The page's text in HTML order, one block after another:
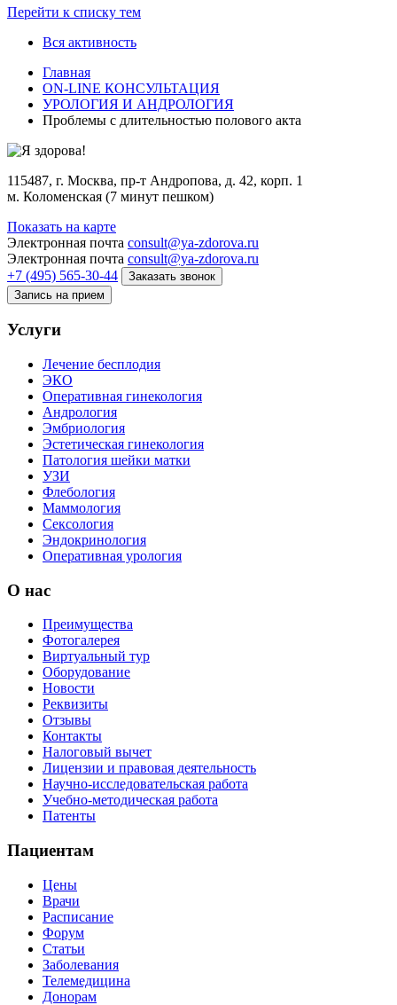
Перейти к списку тем
Вся активность
Главная
ON-LINE КОНСУЛЬТАЦИЯ
УРОЛОГИЯ И АНДРОЛОГИЯ
Проблемы с длительностью полового акта
115487, г. Москва, пр-т Андропова, д. 42, корп. 1
м. Коломенская (7 минут пешком)
Показать на карте
Электронная почта consult@ya-zdorova.ru
Электронная почта consult@ya-zdorova.ru
+7 (495) 565-30-44
Заказать звонок
Запись на прием
Услуги
Лечение бесплодия
ЭКО
Оперативная гинекология
Андрология
Эмбриология
Эстетическая гинекология
Патология шейки матки
УЗИ
Флебология
Маммология
Сексология
Эндокринология
Оперативная урология
О нас
Преимущества
Фотогалерея
Виртуальный тур
Оборудование
Новости
Реквизиты
Отзывы
Контакты
Налоговый вычет
Лицензии и правовая деятельность
Научно-исследовательская работа
Учебно-методическая работа
Патенты
Пациентам
Цены
Врачи
Расписание
Форум
Статьи
Заболевания
Телемедицина
Донорам